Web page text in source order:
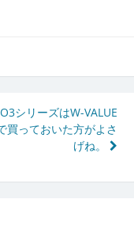
シリーズはW-VALUE
買っておいた方がよさ
げね。